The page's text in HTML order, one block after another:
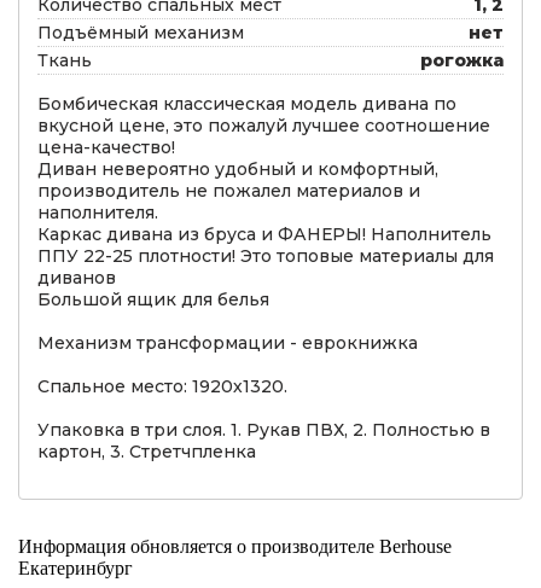
Количество спальных мест
1, 2
Подъёмный механизм
нет
Ткань
рогожка
Бомбическая классическая модель дивана по
вкусной цене, это пожалуй лучшее соотношение
цена-качество!
Диван невероятно удобный и комфортный,
производитель не пожалел материалов и
наполнителя.
Каркас дивана из бруса и ФАНЕРЫ! Наполнитель
ППУ 22-25 плотности! Это топовые материалы для
диванов
Большой ящик для белья
Механизм трансформации - еврокнижка
Спальное место: 1920х1320.
Упаковка в три слоя. 1. Рукав ПВХ, 2. Полностью в
картон, 3. Стретчпленка
Информация обновляется о производителе Berhouse
Екатеринбург